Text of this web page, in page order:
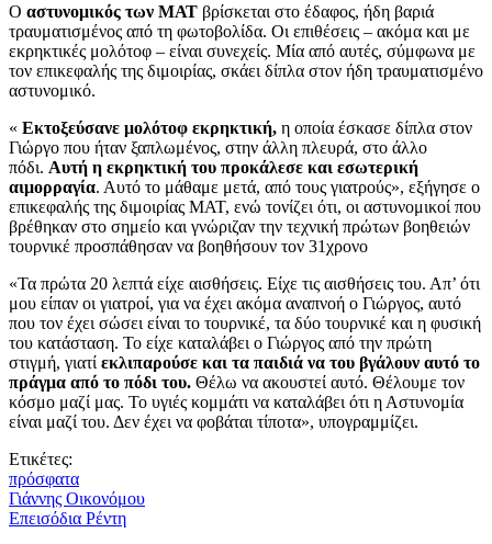
Ο αστυνομικός των ΜΑΤ βρίσκεται στο έδαφος, ήδη βαριά
τραυματισμένος από τη φωτοβολίδα. Οι επιθέσεις – ακόμα και με
εκρηκτικές μολότοφ – είναι συνεχείς. Μία από αυτές, σύμφωνα με
τον επικεφαλής της διμοιρίας, σκάει δίπλα στον ήδη τραυματισμένο
αστυνομικό.
« Εκτοξεύσανε μολότοφ εκρηκτική, η οποία έσκασε δίπλα στον
Γιώργο που ήταν ξαπλωμένος, στην άλλη πλευρά, στο άλλο
πόδι. Αυτή η εκρηκτική του προκάλεσε και εσωτερική
αιμορραγία. Αυτό το μάθαμε μετά, από τους γιατρούς», εξήγησε ο
επικεφαλής της διμοιρίας ΜΑΤ, ενώ τονίζει ότι, οι αστυνομικοί που
βρέθηκαν στο σημείο και γνώριζαν την τεχνική πρώτων βοηθειών
τουρνικέ προσπάθησαν να βοηθήσουν τον 31χρονο
«Τα πρώτα 20 λεπτά είχε αισθήσεις. Είχε τις αισθήσεις του. Απ’ ότι
μου είπαν οι γιατροί, για να έχει ακόμα αναπνοή ο Γιώργος, αυτό
που τον έχει σώσει είναι το τουρνικέ, τα δύο τουρνικέ και η φυσική
του κατάσταση. Το είχε καταλάβει ο Γιώργος από την πρώτη
στιγμή, γιατί εκλιπαρούσε και τα παιδιά να του βγάλουν αυτό το
πράγμα από το πόδι του. Θέλω να ακουστεί αυτό. Θέλουμε τον
κόσμο μαζί μας. Το υγιές κομμάτι να καταλάβει ότι η Αστυνομία
είναι μαζί του. Δεν έχει να φοβάται τίποτα», υπογραμμίζει.
Ετικέτες:
πρόσφατα
Γιάννης Οικονόμου
Επεισόδια Ρέντη